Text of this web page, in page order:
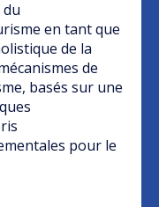
en tant que
de la
de
basés sur une
pour le